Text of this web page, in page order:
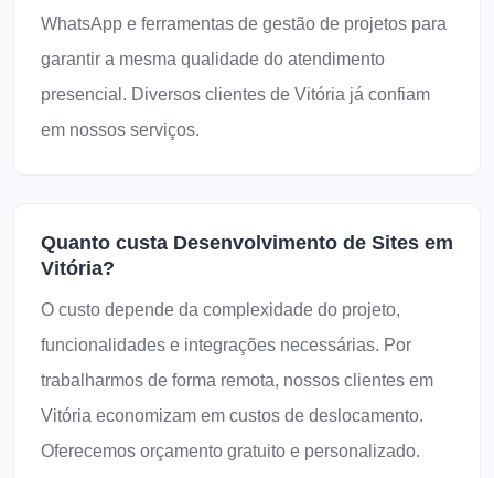
WhatsApp e ferramentas de gestão de projetos para
garantir a mesma qualidade do atendimento
presencial. Diversos clientes de Vitória já confiam
em nossos serviços.
Quanto custa Desenvolvimento de Sites em
Vitória?
O custo depende da complexidade do projeto,
funcionalidades e integrações necessárias. Por
trabalharmos de forma remota, nossos clientes em
Vitória economizam em custos de deslocamento.
Oferecemos orçamento gratuito e personalizado.